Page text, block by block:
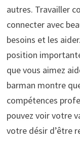
autres. Travailler
connecter avec
besoins et les
position
que vous aimez
barman montre
compétences
pouvez voir votre
votre désir d’être